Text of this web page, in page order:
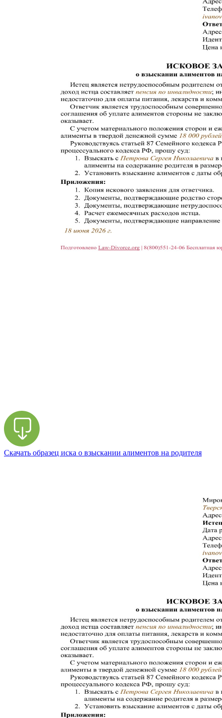
Скачать образец иска о взыскании алиментов на родителя